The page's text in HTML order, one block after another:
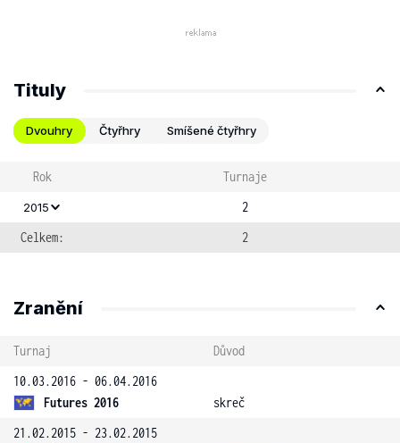
Tituly
Dvouhry Čtyřhry Smíšené čtyřhry
Rok Turnaje
2015
2
Celkem:
2
Zranění
Turnaj
Důvod
10.03.2016 - 06.04.2016
Futures 2016
skreč
21.02.2015 - 23.02.2015